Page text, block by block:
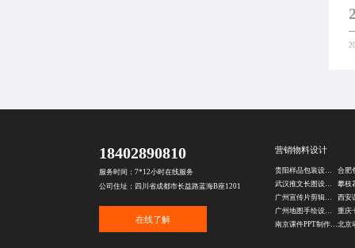
18402890810
服务时间：7*12小时在线服务
公司住址：四川省成都市长益路蓝海B座1201
在线了解
营销物料设计
贵阳样品包装设计公司
合肥
武汉推文长图设计公司
广州宣传片剪辑公司
西安
广州地图手绘设计公司
南京课件PPT制作公司